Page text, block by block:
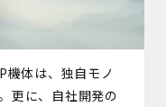
機体は、独自モノ
更に、自社開発の